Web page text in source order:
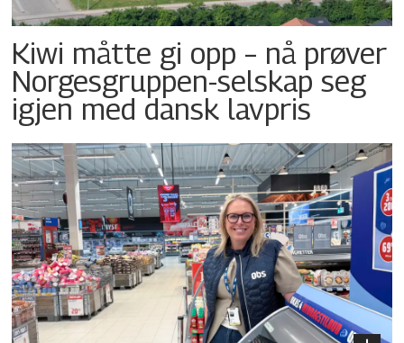
Kiwi måtte gi opp – nå prøver
Norgesgruppen-selskap seg
igjen med dansk lavpris